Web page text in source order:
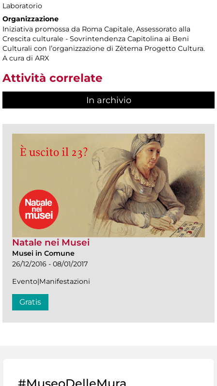
Laboratorio
Organizzazione
Iniziativa promossa da Roma Capitale, Assessorato alla
Crescita culturale - Sovrintendenza Capitolina ai Beni
Culturali con l’organizzazione di Zètema Progetto Cultura.
A cura di ARX
Attività correlate
In archivio
Natale nei Musei
Musei in Comune
26/12/2016 - 08/01/2017
Evento|Manifestazioni
Gratis
#MuseoDelleMura